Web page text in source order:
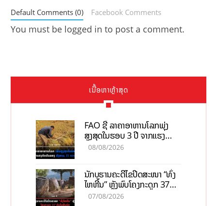
Default Comments (0) Facebook Comments
You must be logged in to post a comment.
ເນື້ອຫາຫຼ້າສຸດ
FAO ຊີ້ ລາຄາອາຫານໂລກພຸ່ງ
ສູງສຸດໃນຮອບ 3 ປີ ຈາກແຮງ
ກົດດັນຂອງສົງຄາມ, El nino
08/08/2026
ນັກບູຮານຄະດີໄຂປິດສະໜາ “ທົ່ງ
ໄຫຫີນ” ຫຼັງພົບໂຄງກະດູກ 37
ຄົນໃນຫີນຍັກ
07/08/2026